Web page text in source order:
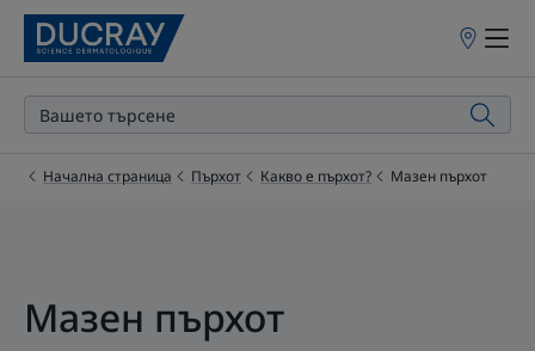
Точки
продажба
Начална страница Пърхот Какво е пърхот? Мазен пърхот
Мазен пърхот